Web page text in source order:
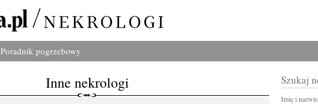
Poradnik pogrzebowy
Inne nekrologi Szukaj
Imię i